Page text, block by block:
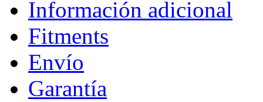
Información adicional
Fitments
Envío
Garantía